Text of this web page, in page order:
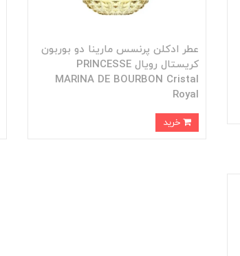
عطر ادکلن پرنسس مارینا دو بوربون
کریستال رویال PRINCESSE
MARINA DE BOURBON Cristal
Royal
خرید